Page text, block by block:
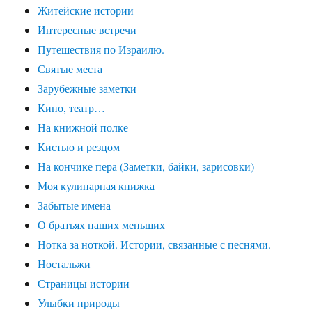
Житейские истории
Интересные встречи
Путешествия по Израилю.
Святые места
Зарубежные заметки
Кино, театр…
На книжной полке
Кистью и резцом
На кончике пера (Заметки, байки, зарисовки)
Моя кулинарная книжка
Забытые имена
О братьях наших меньших
Нотка за ноткой. Истории, связанные с песнями.
Ностальжи
Страницы истории
Улыбки природы